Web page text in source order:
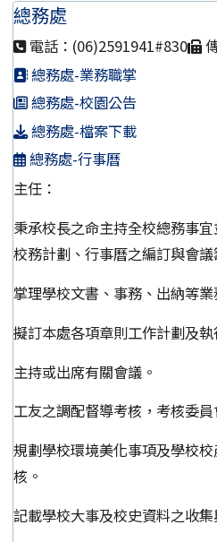
總務處
電話：(06)2591941#830
總務處-業務職掌
總務處-校園公告
總務處-檔案下載
總務處-行事曆
主任：
秉承校長之命主持全校總務事
校務計劃、行事曆之編訂與會議
掌理學校文書、事務、出納等業
擬訂本處各項章則工作計劃及
主持或出席有關會議。
工友之調配督導考核，考核委員
規劃學校環境美化事項及學校
核。
記載學校大事及校史資料之收集